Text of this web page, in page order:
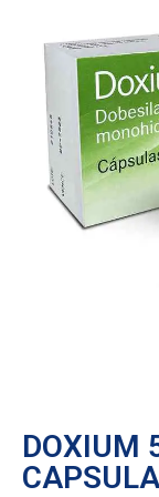
DOXIUM